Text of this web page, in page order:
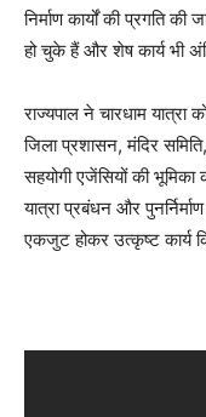
निर्माण कार्यों की प्रगति की
हो चुके हैं और शेष कार्य भी
राज्यपाल ने चारधाम
जिला प्रशासन, मंदिर
सहयोगी एजेंसियों की भूमिका
यात्रा प्रबंधन और
एकजुट होकर उत्कृष्ट कार्य